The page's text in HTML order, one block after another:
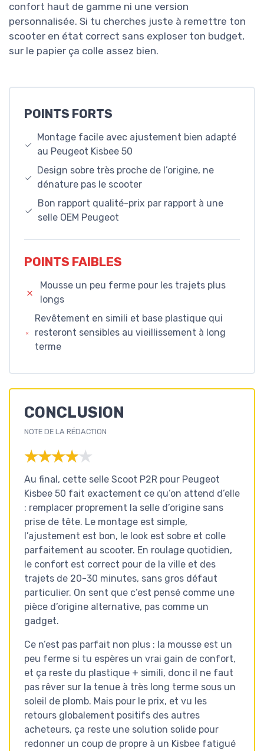
confort haut de gamme ni une version
personnalisée. Si tu cherches juste à remettre ton
scooter en état correct sans exploser ton budget,
sur le papier ça colle assez bien.
POINTS FORTS
Montage facile avec ajustement bien adapté
au Peugeot Kisbee 50
Design sobre très proche de l’origine, ne
dénature pas le scooter
Bon rapport qualité-prix par rapport à une
selle OEM Peugeot
POINTS FAIBLES
Mousse un peu ferme pour les trajets plus
longs
Revêtement en simili et base plastique qui
resteront sensibles au vieillissement à long
terme
CONCLUSION
NOTE DE LA RÉDACTION
★★★★★
★★★★★
Au final, cette selle Scoot P2R pour Peugeot
Kisbee 50 fait exactement ce qu’on attend d’elle
: remplacer proprement la selle d’origine sans
prise de tête. Le montage est simple,
l’ajustement est bon, le look est sobre et colle
parfaitement au scooter. En roulage quotidien,
le confort est correct pour de la ville et des
trajets de 20-30 minutes, sans gros défaut
particulier. On sent que c’est pensé comme une
pièce d’origine alternative, pas comme un
gadget.
Ce n’est pas parfait non plus : la mousse est un
peu ferme si tu espères un vrai gain de confort,
et ça reste du plastique + simili, donc il ne faut
pas rêver sur la tenue à très long terme sous un
soleil de plomb. Mais pour le prix, et vu les
retours globalement positifs des autres
acheteurs, ça reste une solution solide pour
redonner un coup de propre à un Kisbee fatigué